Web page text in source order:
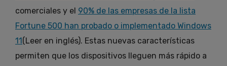
comerciales y el 90% de las empresas de la lista
Fortune 500 han probado o implementado Windows
11(Leer en inglés). Estas nuevas características
permiten que los dispositivos lleguen más rápido a